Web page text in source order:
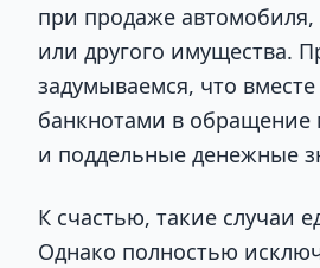
при продаже
или другого имущества.
задумываемся, что
банкнотами в обращение
и поддельные денежные
К счастью, такие случаи
Однако полностью